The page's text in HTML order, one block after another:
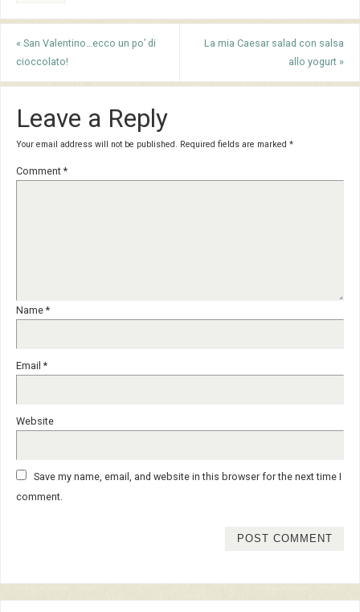
« San Valentino…ecco un po’ di
cioccolato!
La mia Caesar salad con salsa
allo yogurt »
Leave a Reply
Your email address will not be published. Required fields are marked *
Comment *
Name *
Email *
Website
Save my name, email, and website in this browser for the next time I
comment.